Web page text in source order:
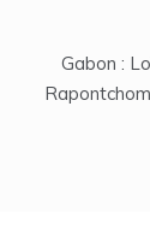
Gabon :